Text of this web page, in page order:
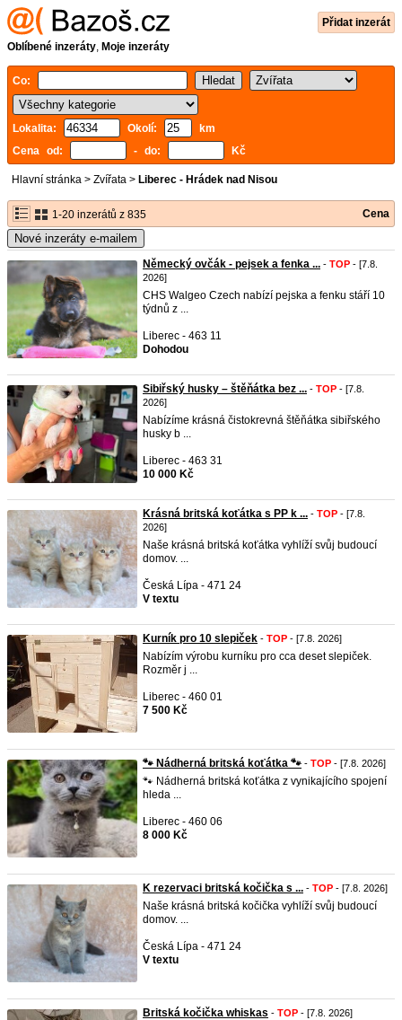
Přidat inzerát
Oblíbené inzeráty, Moje inzeráty
Co:
Lokalita: Okolí:
km
Cena od:
- do: Kč
Hlavní stránka > Zvířata > Liberec - Hrádek nad Nisou
1-20 inzerátů z 835 Cena
Nové inzeráty e-mailem
Německý ovčák - pejsek a fenka ... - TOP - [7.8.
2026]
CHS Walgeo Czech nabízí pejska a fenku stáří 10
týdnů z ...
Liberec - 463 11
Dohodou
Sibiřský husky – štěňátka bez ... - TOP - [7.8.
2026]
Nabízíme krásná čistokrevná štěňátka sibiřského
husky b ...
Liberec - 463 31
10 000 Kč
Krásná britská koťátka s PP k ... - TOP - [7.8.
2026]
Naše krásná britská koťátka vyhlíží svůj budoucí
domov. ...
Česká Lípa - 471 24
V textu
Kurník pro 10 slepiček - TOP - [7.8. 2026]
Nabízím výrobu kurníku pro cca deset slepiček.
Rozměr j ...
Liberec - 460 01
7 500 Kč
​🐾 Nádherná britská koťátka 🐾 - TOP - [7.8. 2026]
🐾 Nádherná britská koťátka z vynikajícího spojení
hleda ...
Liberec - 460 06
8 000 Kč
K rezervaci britská kočička s ... - TOP - [7.8. 2026]
Naše krásná britská kočička vyhlíží svůj budoucí
domov. ...
Česká Lípa - 471 24
V textu
Britská kočička whiskas - TOP - [7.8. 2026]